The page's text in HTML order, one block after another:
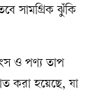
সামগ্রিক ঝুঁকি
ও পণ্য তাপ
করা হয়েছে, যা